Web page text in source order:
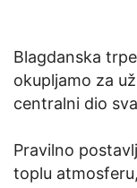
Blagdanska
okupljamo za
centralni dio
Pravilno
toplu